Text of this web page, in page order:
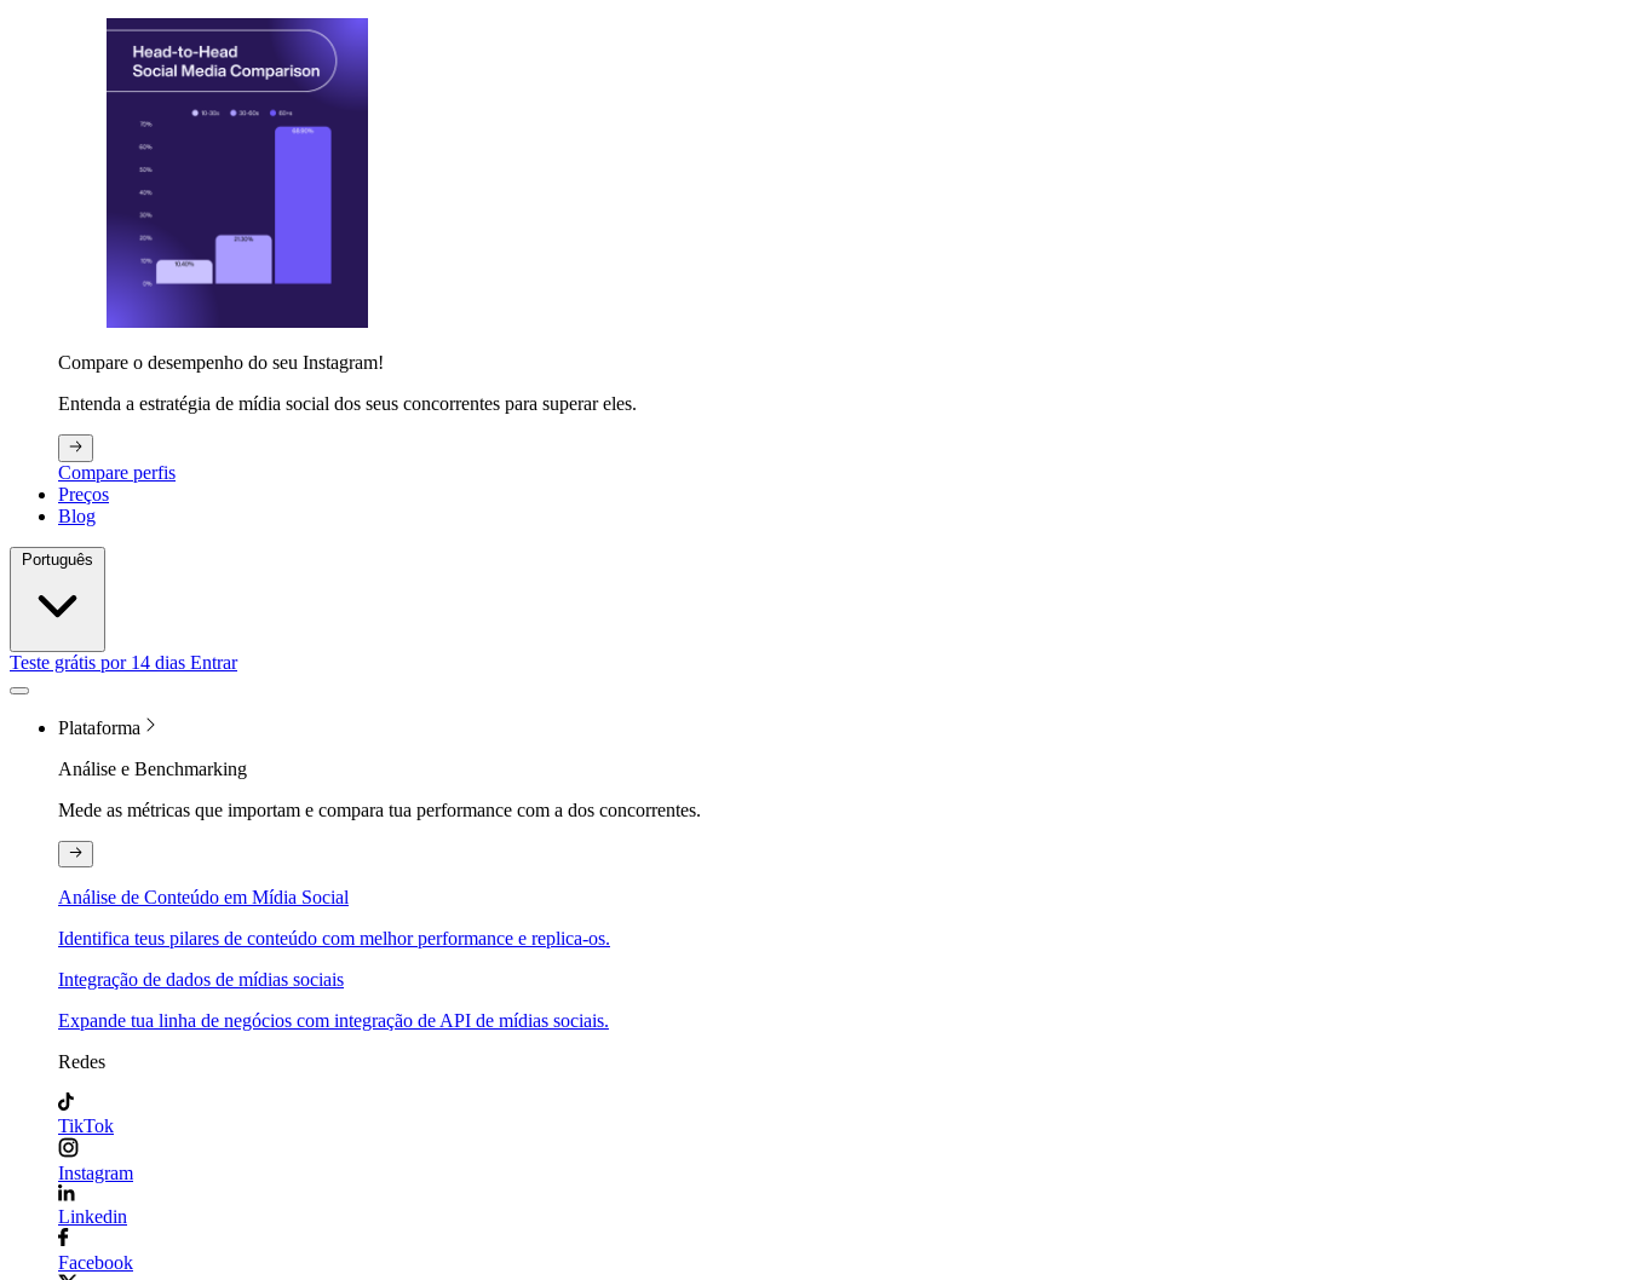
Compare o desempenho do seu Instagram!
Entenda a estratégia de mídia social dos seus concorrentes para superar eles.
Compare perfis
Preços
Blog
Teste grátis por 14 dias Entrar
Plataforma
Análise e Benchmarking
Mede as métricas que importam e compara tua performance com a dos concorrentes.
Análise de Conteúdo em Mídia Social
Identifica teus pilares de conteúdo com melhor performance e replica-os.
Integração de dados de mídias sociais
Expande tua linha de negócios com integração de API de mídias sociais.
Redes
TikTok
Instagram
Linkedin
Facebook